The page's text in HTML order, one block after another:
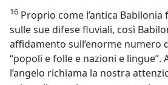
16 Proprio come l’antica
sulle sue difese fluviali, così
affidamento sull’enorme numero
“popoli e folle e nazioni e
l’angelo richiama la nostra